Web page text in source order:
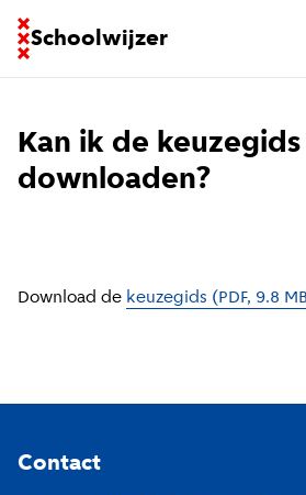
Schoolwijzer
Ga naar homepage van
Kan ik de keuzegids
downloaden?
Download de keuzegids (PDF, 9.8
Contact